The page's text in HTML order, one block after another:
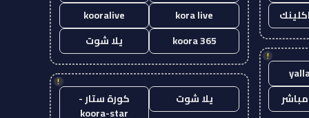
!
kora live
kooralive
koora 365
يلا شوت
!
يلا شوت
كورة ستار -
koora-star